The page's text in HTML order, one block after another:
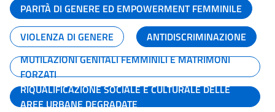
PARITÀ DI GENERE ED EMPOWERMENT FEMMINILE
VIOLENZA DI GENERE
ANTIDISCRIMINAZIONE
MUTILAZIONI GENITALI FEMMINILI E MATRIMONI
FORZATI
RIQUALIFICAZIONE SOCIALE E CULTURALE DELLE
AREE URBANE DEGRADATE